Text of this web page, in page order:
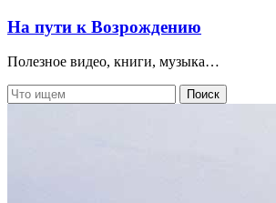
На пути к Возрождению
Полезное видео, книги, музыка…